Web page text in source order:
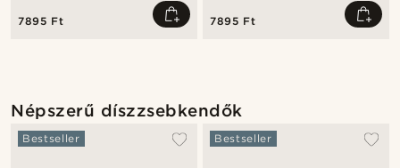
7895 Ft 7895 Ft
Népszerű díszzsebkendők
Bestseller Bestseller